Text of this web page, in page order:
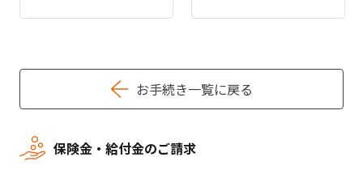
お手続き一覧に戻る
保険金・給付金のご請求